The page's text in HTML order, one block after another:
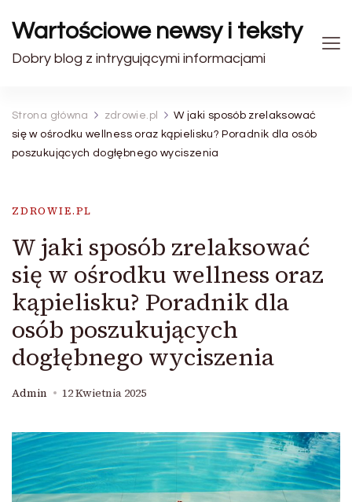
Wartościowe newsy i teksty
Dobry blog z intrygującymi informacjami
Strona główna zdrowie.pl
W jaki sposób zrelaksować
się w ośrodku wellness oraz kąpielisku? Poradnik dla osób
poszukujących dogłębnego wyciszenia
ZDROWIE.PL
W jaki sposób zrelaksować
się w ośrodku wellness oraz
kąpielisku? Poradnik dla
osób poszukujących
dogłębnego wyciszenia
Admin 12 Kwietnia 2025